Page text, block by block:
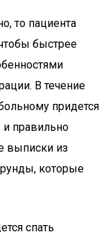
то пациента
быстрее
В течение
придется
правильно
выписки из
которые
спать